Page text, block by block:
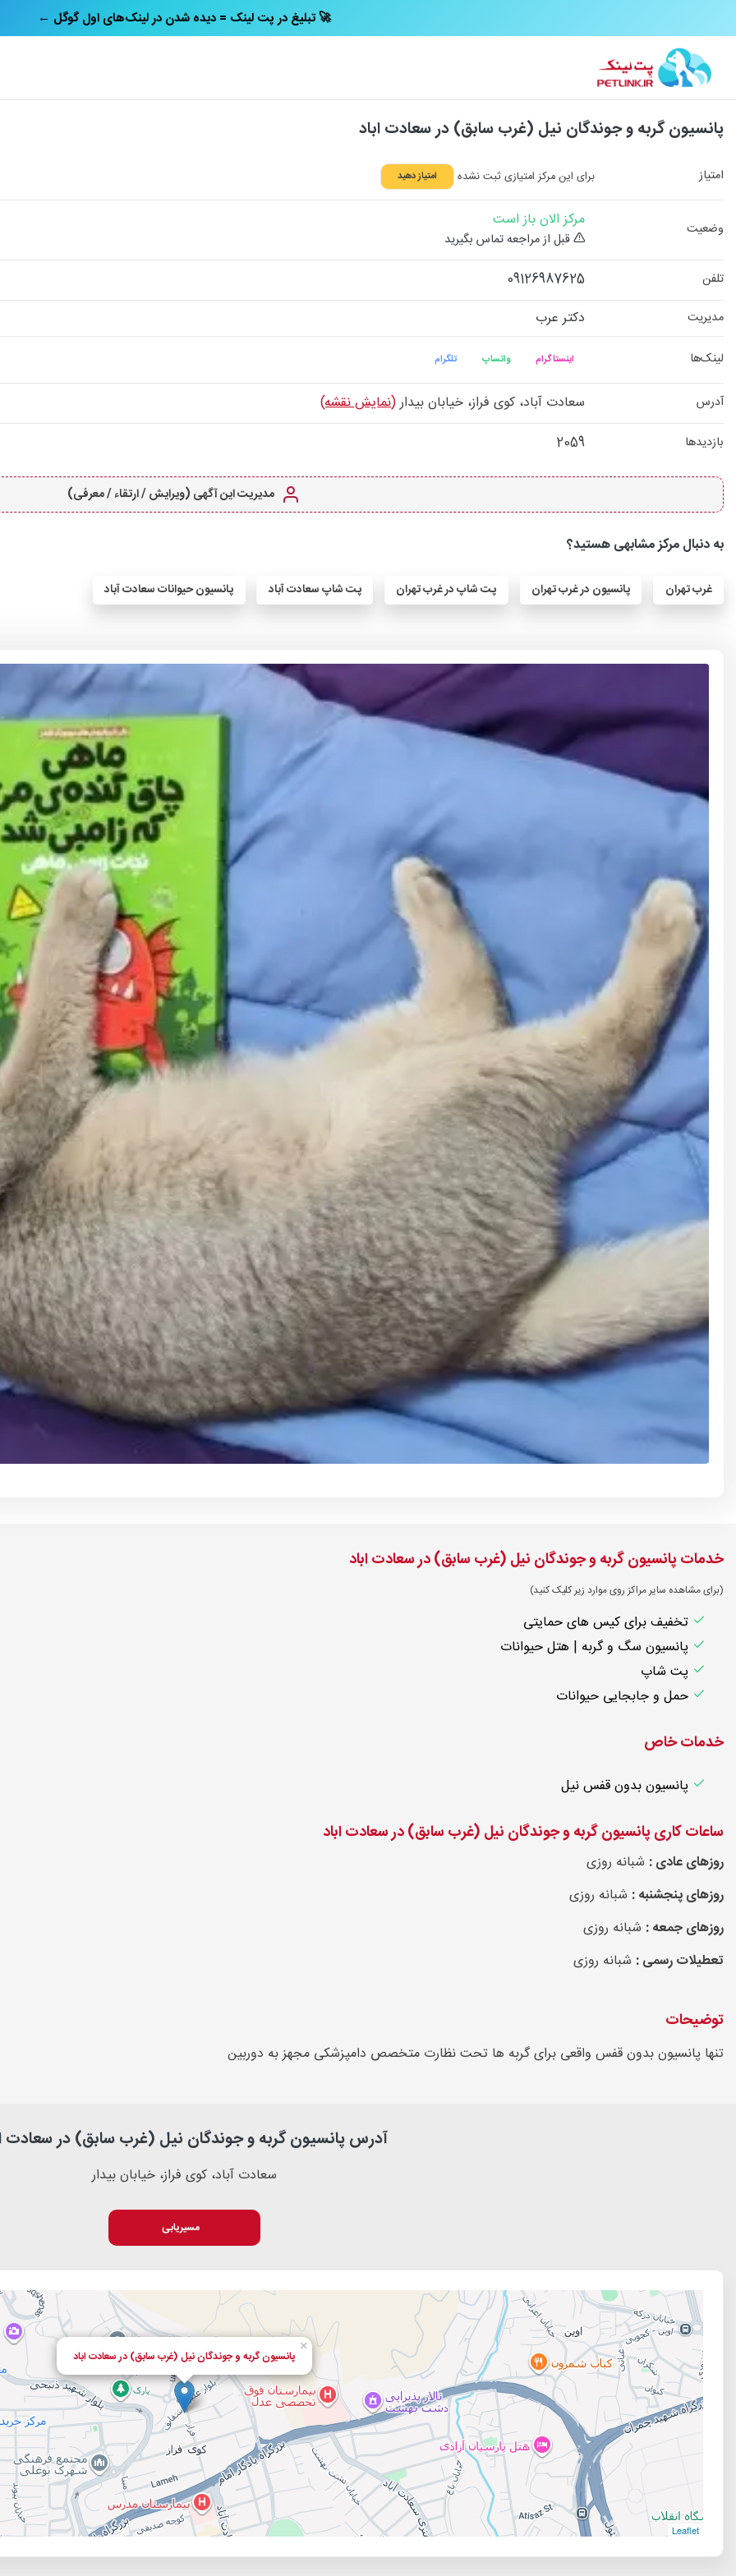
← تبلیغ در پت‌ لینک = دیده شدن در لینک‌های اول گوگل 🚀
پانسیون گربه و جوندگان نیل (غرب سابق) در سعادت اباد
امتیاز برای این مرکز امتیازی ثبت نشده امتیاز دهید
وضعیت مرکز الان باز است
قبل از مراجعه تماس بگیرید
تلفن
09126987625
مدیریت دکتر عرب
لینک‌ها تلگرام واتساپ اینستاگرام
آدرس سعادت آباد، کوی فراز، خیابان بیدار(نمایش نقشه)
بازدیدها 2059
مدیریت این آگهی (ویرایش / ارتقاء / معرفی)
به دنبال مرکز مشابهی هستید؟
غرب تهران پانسیون در غرب تهران پت شاپ در غرب تهران پت شاپ سعادت آباد پانسیون حیوانات سعادت آباد
خدمات پانسیون گربه و جوندگان نیل (غرب سابق) در سعادت اباد
(برای مشاهده سایر مراکز روی موارد زیر کلیک کنید)
تخفیف برای کیس های حمایتی
پانسیون سگ و گربه | هتل حیوانات
پت شاپ
حمل و جابجایی حیوانات
خدمات خاص
پانسیون بدون قفس نیل
ساعات کاری پانسیون گربه و جوندگان نیل (غرب سابق) در سعادت اباد
روزهای عادی : شبانه روزی
روزهای پنجشنبه : شبانه روزی
روزهای جمعه : شبانه روزی
تعطیلات رسمی : شبانه روزی
توضیحات
تنها پانسیون بدون قفس واقعی برای گربه ها تحت نظارت متخصص دامپزشکی مجهز به دوربین
آدرس پانسیون گربه و جوندگان نیل (غرب سابق) در سعادت
سعادت آباد، کوی فراز، خیابان بیدار
مسیریابی
پانسیون گربه و جوندگان نیل (غرب سابق) در سعادت اباد
×
Leaflet